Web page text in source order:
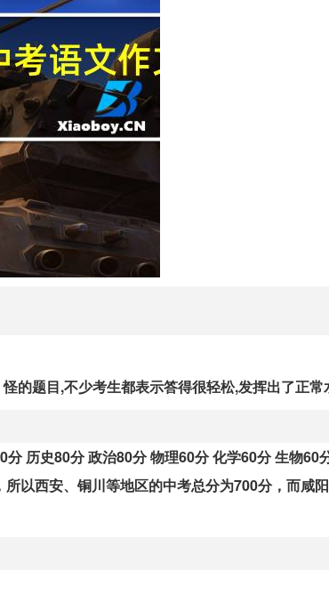
的题目,不少考生都表示答得很轻松,发挥出了正常
历史80分 政治80分 物理60分 化学60分 生物60
以西安、铜川等地区的中考总分为700分，而咸